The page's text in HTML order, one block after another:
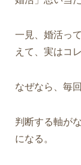
一見、婚活っ
えて、実はコ
なぜなら、 毎
判断する軸が
になる。